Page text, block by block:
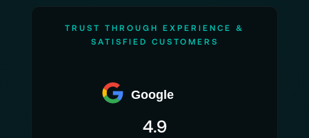
TRUST THROUGH EXPERIENCE &
SATISFIED CUSTOMERS
Google
4.9